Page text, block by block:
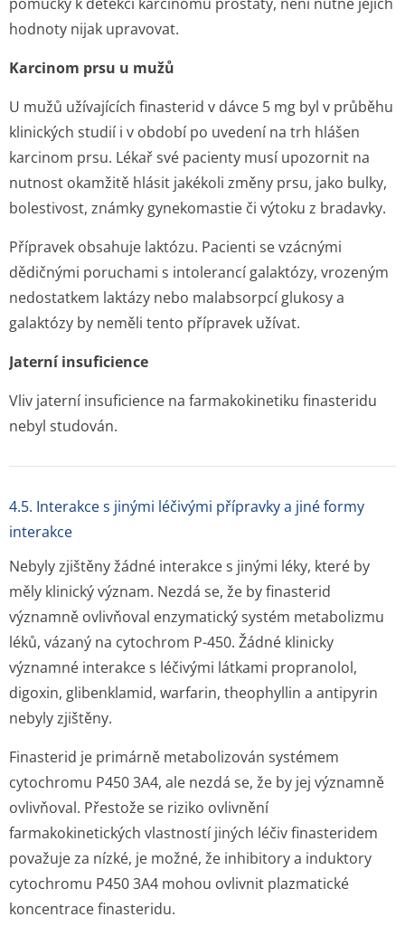
hodnoty nijak upravovat.
Karcinom prsu u mužů
U mužů užívajících finasterid v dávce 5 mg byl v průběhu
klinických studií i v období po uvedení na trh hlášen
karcinom prsu. Lékař své pacienty musí upozornit na
nutnost okamžitě hlásit jakékoli změny prsu, jako bulky,
bolestivost, známky gynekomastie či výtoku z bradavky.
Přípravek obsahuje laktózu. Pacienti se vzácnými
dědičnými poruchami s intolerancí galaktózy, vrozeným
nedostatkem laktázy nebo malabsorpcí glukosy a
galaktózy by neměli tento přípravek užívat.
Jaterní insuficience
Vliv jaterní insuficience na farmakokinetiku finasteridu
nebyl studován.
4.5. Interakce s jinými léčivými přípravky a jiné formy
interakce
Nebyly zjištěny žádné interakce s jinými léky, které by
měly klinický význam. Nezdá se, že by finasterid
významně ovlivňoval enzymatický systém metabolizmu
léků, vázaný na cytochrom P-450. Žádné klinicky
významné interakce s léčivými látkami propranolol,
digoxin, glibenklamid, warfarin, theophyllin a antipyrin
nebyly zjištěny.
Finasterid je primárně metabolizován systémem
cytochromu P450 3A4, ale nezdá se, že by jej významně
ovlivňoval. Přestože se riziko ovlivnění
farmakokinetických vlastností jiných léčiv finasteridem
považuje za nízké, je možné, že inhibitory a induktory
cytochromu P450 3A4 mohou ovlivnit plazmatické
koncentrace finasteridu.